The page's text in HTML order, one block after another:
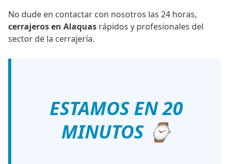
No dude en contactar con nosotros las 24 horas,
cerrajeros en Alaquas rápidos y profesionales del
sector de la cerrajería.
ESTAMOS EN 20
MINUTOS ⌚